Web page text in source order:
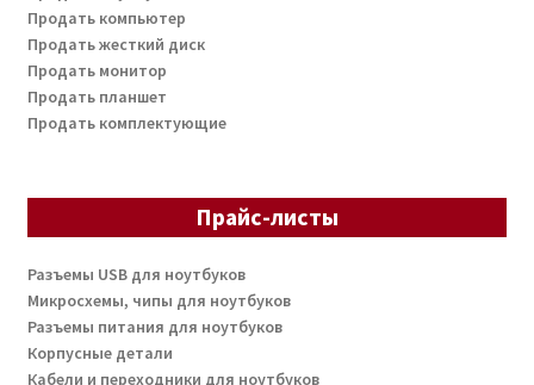
Продать компьютер
Продать жесткий диск
Продать монитор
Продать планшет
Продать комплектующие
Прайс-листы
Разъемы USB для ноутбуков
Микросхемы, чипы для ноутбуков
Разъемы питания для ноутбуков
Корпусные детали
Кабели и переходники для ноутбуков